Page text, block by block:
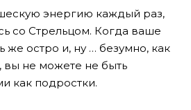
энергию каждый раз,
со Стрельцом. Когда ваше
же остро и, ну … безумно, как
вы не можете не быть
как подростки.